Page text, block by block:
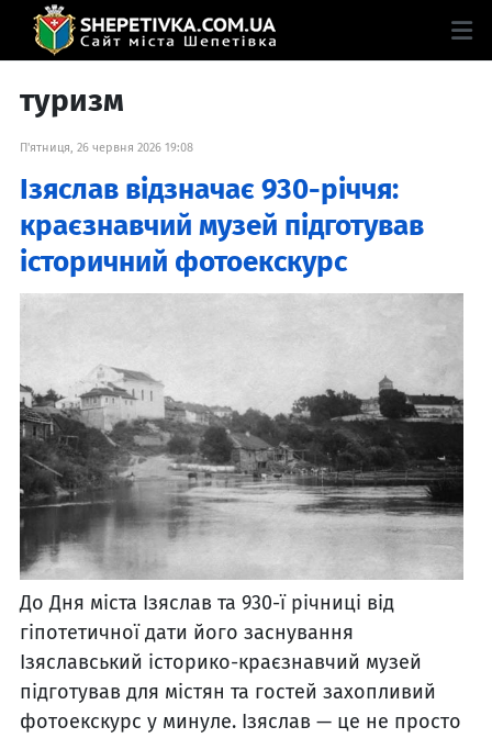
туризм
П'ятниця, 26 червня 2026 19:08
Ізяслав відзначає 930-річчя:
краєзнавчий музей підготував
історичний фотоекскурс
До Дня міста Ізяслав та 930-ї річниці від
гіпотетичної дати його заснування
Ізяславський історико-краєзнавчий музей
підготував для містян та гостей захопливий
фотоекскурс у минуле. Ізяслав — це не просто